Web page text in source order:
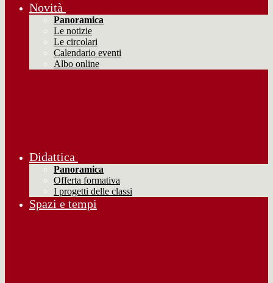
Novità
Panoramica
Le notizie
Le circolari
Calendario eventi
Albo online
Didattica
Panoramica
Offerta formativa
I progetti delle classi
Spazi e tempi